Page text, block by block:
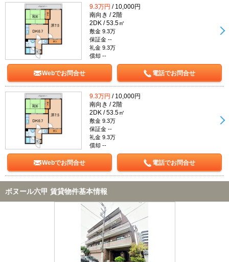
9.3万円 / 10,000円
南向き / 2階
2DK / 53.5㎡
敷金 9.3万
保証金 --
礼金 9.3万
償却 --
Webでお問合せ 電話でお問合せ
9.3万円 / 10,000円
南向き / 2階
2DK / 53.5㎡
敷金 9.3万
保証金 --
礼金 9.3万
償却 --
Webでお問合せ 電話でお問合せ
ボヌール六甲 賃貸物件基本情報